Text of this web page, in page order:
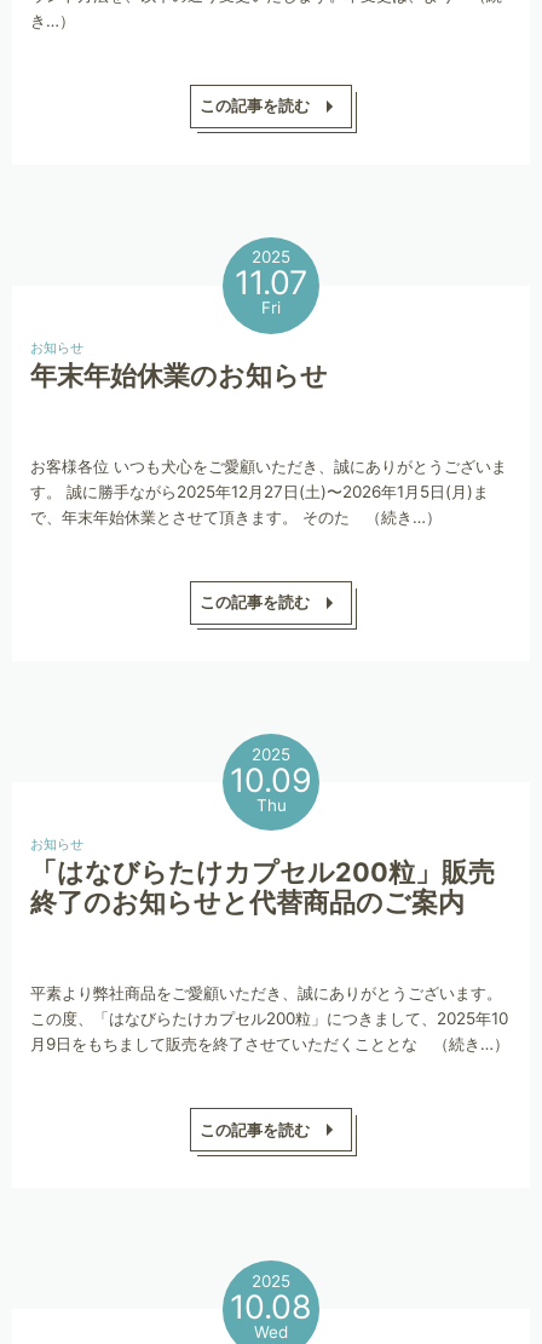
き…）
この記事を読む
2025
11.07
Fri
お知らせ
年末年始休業のお知らせ
お客様各位 いつも犬心をご愛顧いただき、誠にありがとうございま
す。 誠に勝手ながら2025年12月27日(土)〜2026年1月5日(月)ま
で、年末年始休業とさせて頂きます。 そのた （続き…）
この記事を読む
2025
10.09
Thu
お知らせ
「はなびらたけカプセル200粒」販売
終了のお知らせと代替商品のご案内
平素より弊社商品をご愛顧いただき、誠にありがとうございます。
この度、「はなびらたけカプセル200粒」につきまして、2025年10
月9日をもちまして販売を終了させていただくこととな （続き…）
この記事を読む
2025
10.08
Wed